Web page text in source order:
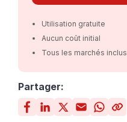
Utilisation gratuite
Aucun coût initial
Tous les marchés inclus
Partager: